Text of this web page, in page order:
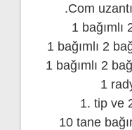
.Com
1 bağımlı
1 bağımlı 2
1 bağımlı 2
1
1. tip ve
10 tane